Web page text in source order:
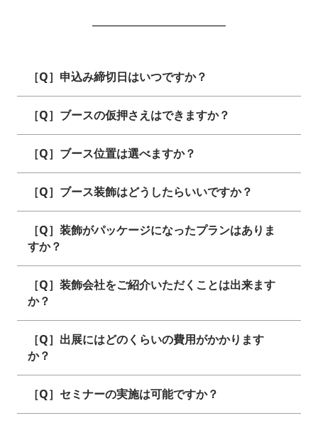
［Q］申込み締切日はいつですか？
［Q］ブースの仮押さえはできますか？
［Q］ブース位置は選べますか？
［Q］ブース装飾はどうしたらいいですか？
［Q］装飾がパッケージになったプランはありま
すか？
［Q］装飾会社をご紹介いただくことは出来ます
か？
［Q］出展にはどのくらいの費用がかかります
か？
［Q］セミナーの実施は可能ですか？